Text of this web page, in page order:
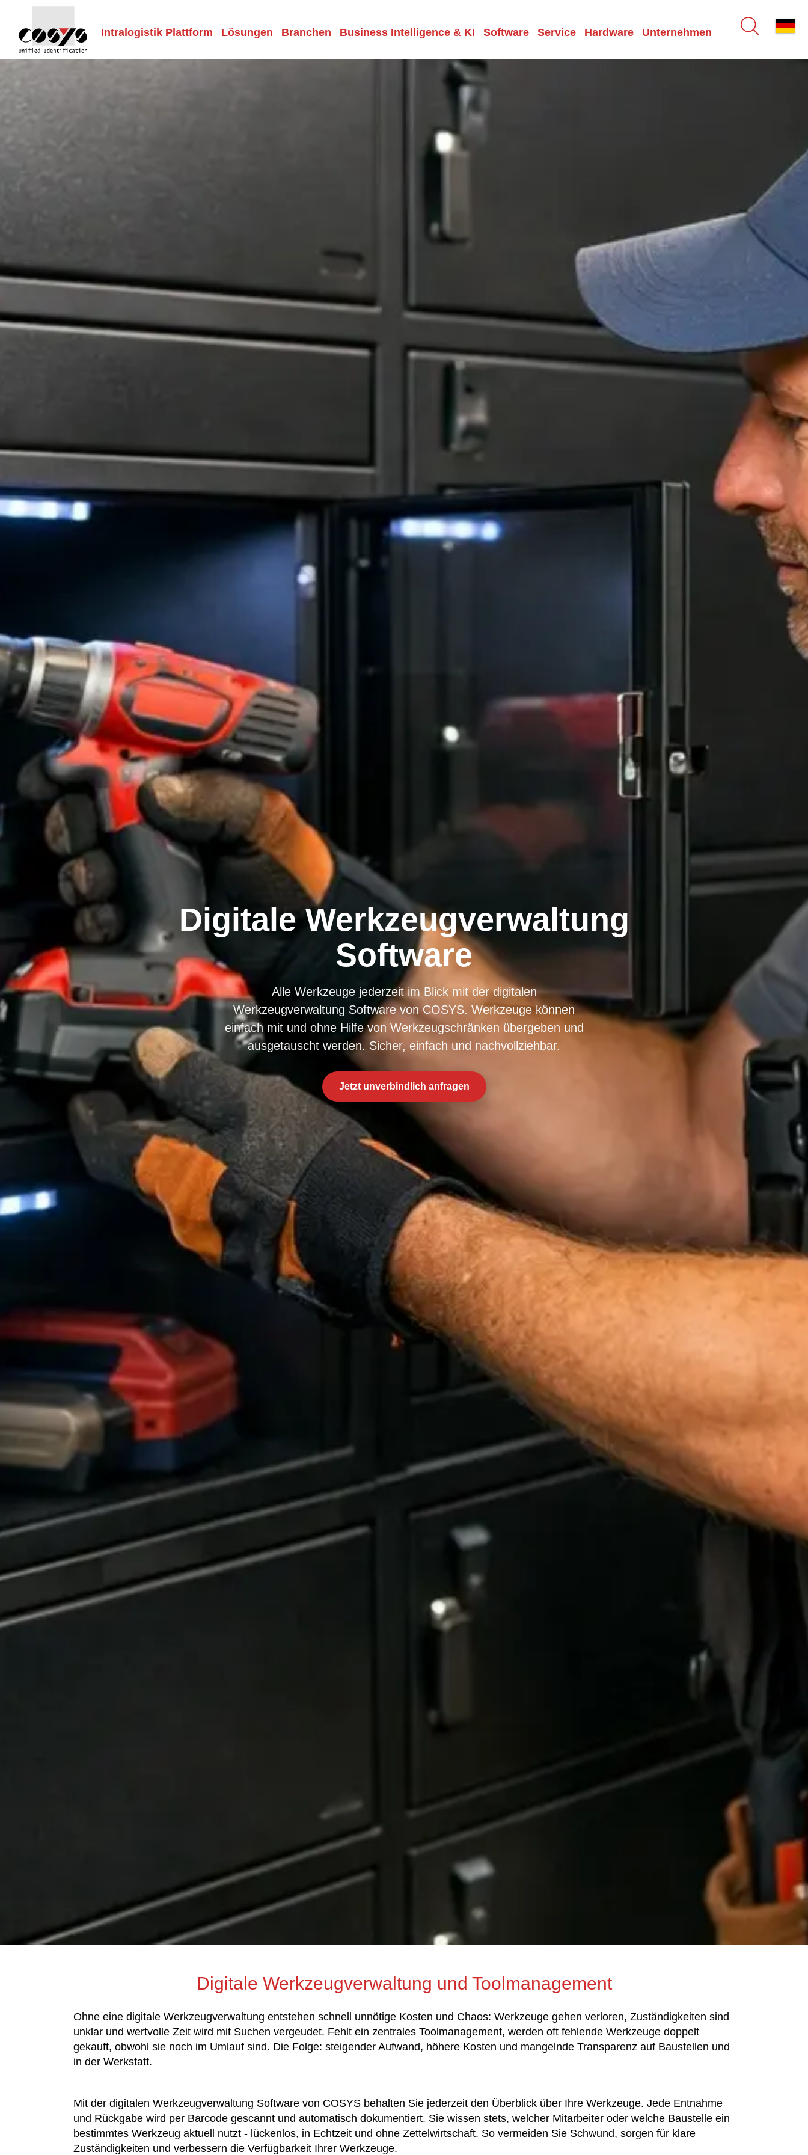
Intralogistik Plattform Lösungen Branchen Business Intelligence & KI Software Service Hardware Unternehmen
Digitale Werkzeugverwaltung
Software
Alle Werkzeuge jederzeit im Blick mit der digitalen
Werkzeugverwaltung Software von COSYS. Werkzeuge können
einfach mit und ohne Hilfe von Werkzeugschränken übergeben und
ausgetauscht werden. Sicher, einfach und nachvollziehbar.
Jetzt unverbindlich anfragen
Digitale Werkzeugverwaltung und Toolmanagement
Ohne eine digitale Werkzeugverwaltung entstehen schnell unnötige Kosten und Chaos: Werkzeuge gehen verloren, Zuständigkeiten sind
unklar und wertvolle Zeit wird mit Suchen vergeudet. Fehlt ein zentrales Toolmanagement, werden oft fehlende Werkzeuge doppelt
gekauft, obwohl sie noch im Umlauf sind. Die Folge: steigender Aufwand, höhere Kosten und mangelnde Transparenz auf Baustellen und
in der Werkstatt.
Mit der digitalen Werkzeugverwaltung Software von COSYS behalten Sie jederzeit den Überblick über Ihre Werkzeuge. Jede Entnahme
und Rückgabe wird per Barcode gescannt und automatisch dokumentiert. Sie wissen stets, welcher Mitarbeiter oder welche Baustelle ein
bestimmtes Werkzeug aktuell nutzt - lückenlos, in Echtzeit und ohne Zettelwirtschaft. So vermeiden Sie Schwund, sorgen für klare
Zuständigkeiten und verbessern die Verfügbarkeit Ihrer Werkzeuge.